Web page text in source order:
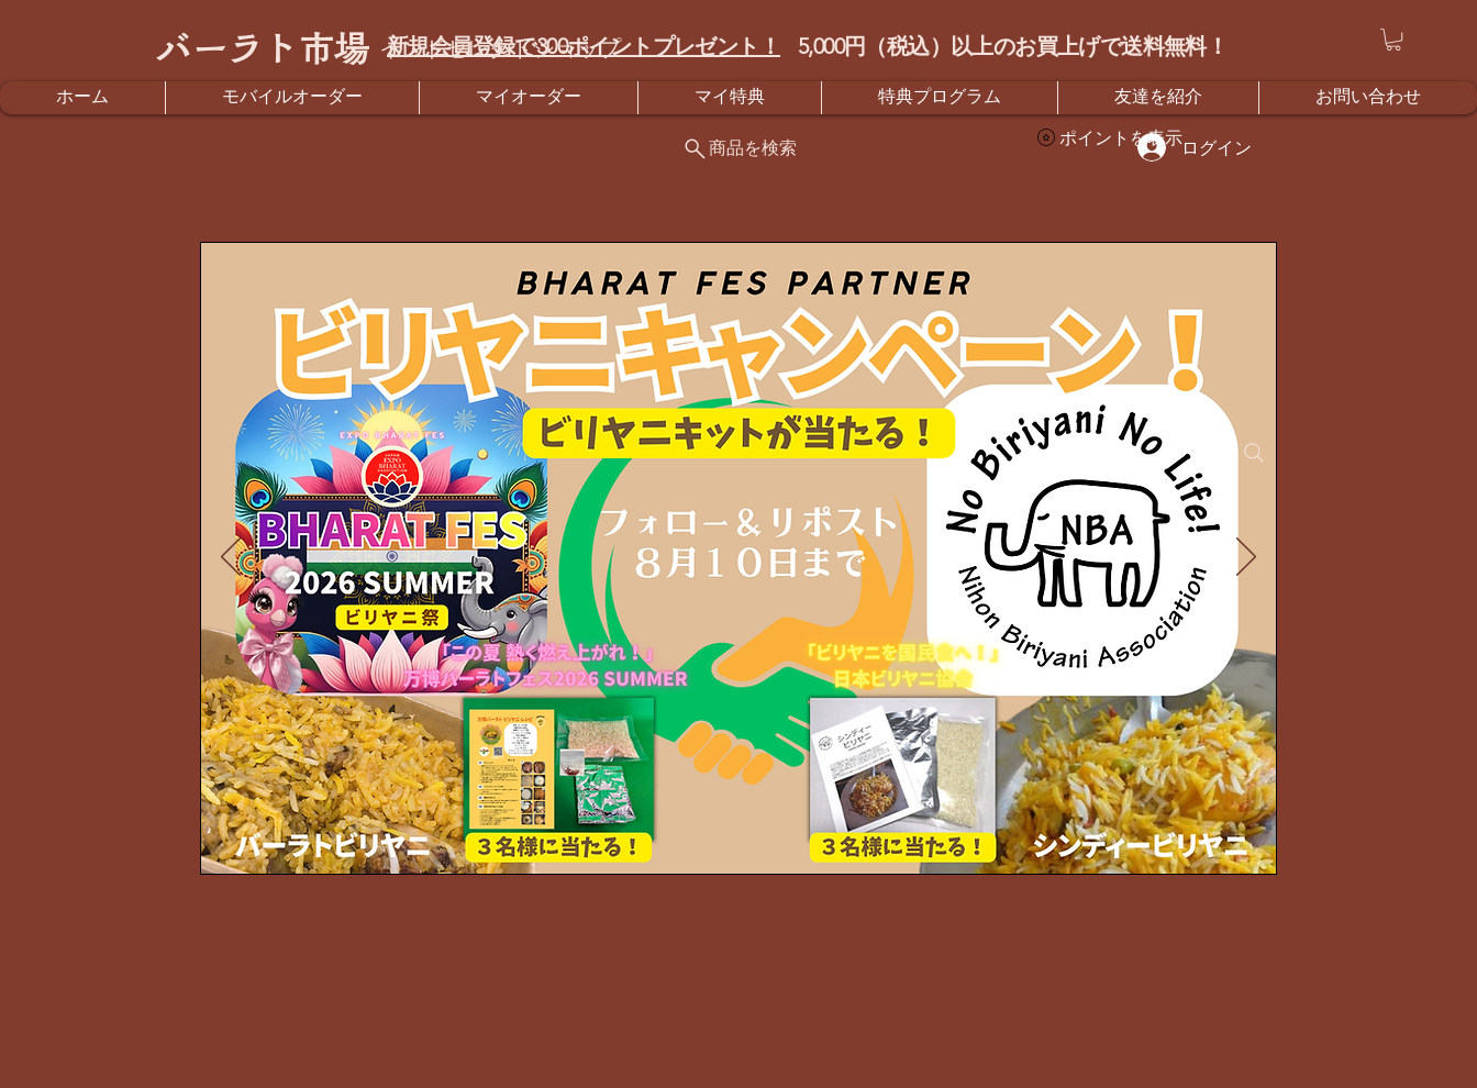
バーラト市場 インドセレクトショップ
新規会員登録で300ポイントプレゼント！ 5,000円（税込）以上のお買上げで送料無料！
商品を検索 ログイン
ポイントを表示
ホーム モバイルオーダー マイオーダー マイ特典 特典プログラム 友達を紹介 お問い合わせ